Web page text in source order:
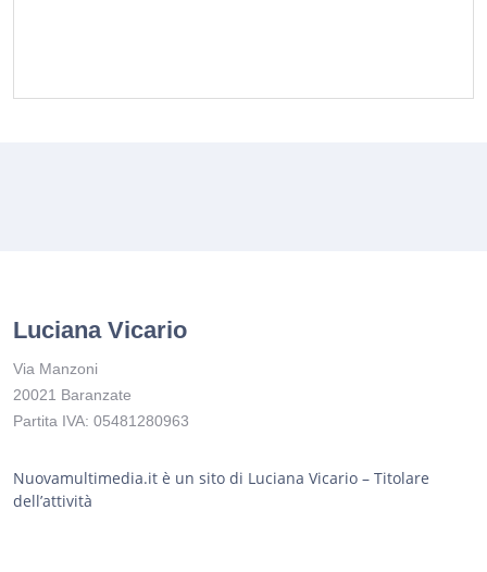
Luciana Vicario
Via Manzoni
20021 Baranzate
Partita IVA: 05481280963
Nuovamultimedia.it è un sito di Luciana Vicario – Titolare
dell’attività